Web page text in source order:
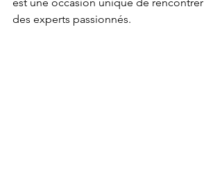
des experts passionnés.